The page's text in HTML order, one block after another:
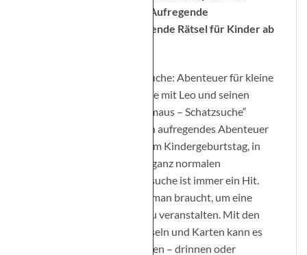
Startklar in 10 Minuten: Aufregende
Schatzsuchen und spannende Rätsel für Kinder ab
Leo Lausemaus – Schatzsuche: Abenteuer für kleine
Entdecker Auf Schatzsuche mit Leo und seinen
Freunden Mit „Leo Lausemaus – Schatzsuche“
können sich Kinder auf ein aufregendes Abenteuer
begeben! Egal, ob auf einem Kindergeburtstag, in
den Ferien oder an einem ganz normalen
Nachmittag – eine Schatzsuche ist immer ein Hit.
Das Heft bietet alles, was man braucht, um eine
spannende Schatzsuche zu veranstalten. Mit den
schnell vorbereiteten Rätseln und Karten kann es
im Handumdrehen losgehen – drinnen oder